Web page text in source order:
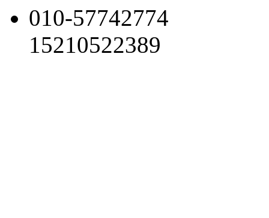
010-57742774
15210522389